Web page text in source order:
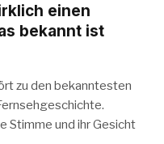
einen
bekannt ist
zu den bekanntesten
Stimme und ihr Gesicht